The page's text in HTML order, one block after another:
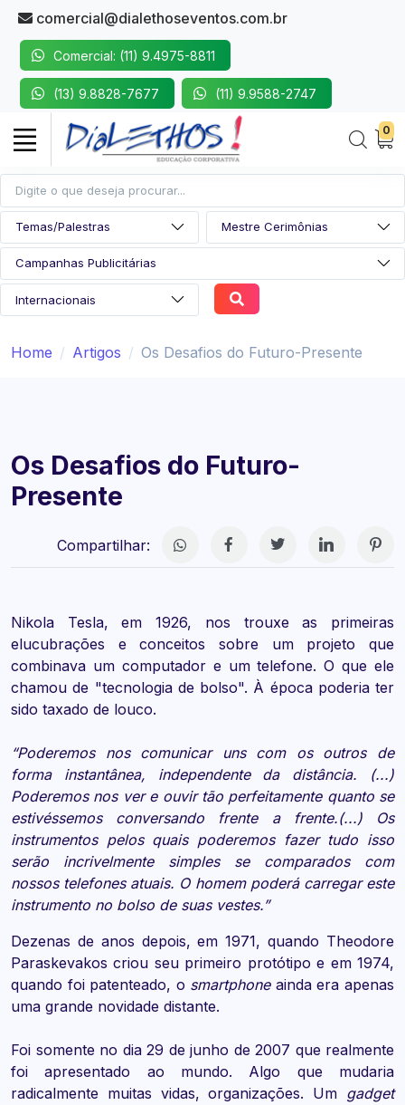
comercial@dialethoseventos.com.br
Comercial: (11) 9.4975-8811
(13) 9.8828-7677 (11) 9.9588-2747
0
Home Artigos Os Desafios do Futuro-Presente
Os Desafios do Futuro-
Presente
Compartilhar:
Nikola Tesla, em 1926, nos trouxe as primeiras
elucubrações e conceitos sobre um projeto que
combinava um computador e um telefone. O que ele
chamou de "tecnologia de bolso". À época poderia ter
sido taxado de louco.
“Poderemos nos comunicar uns com os outros de
forma instantânea, independente da distância. (...)
Poderemos nos ver e ouvir tão perfeitamente quanto se
estivéssemos conversando frente a frente.(...) Os
instrumentos pelos quais poderemos fazer tudo isso
serão incrivelmente simples se comparados com
nossos telefones atuais. O homem poderá carregar este
instrumento no bolso de suas vestes.”
Dezenas de anos depois, em 1971, quando Theodore
Paraskevakos criou seu primeiro protótipo e em 1974,
quando foi patenteado, o smartphoneainda era apenas
uma grande novidade distante.
Foi somente no dia 29 de junho de 2007 que realmente
foi apresentado ao mundo. Algo que mudaria
radicalmente muitas vidas, organizações. Um gadget